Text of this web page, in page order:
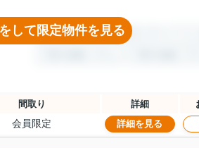
して限定物件を見る
間取り 詳細
会員限定 詳細を見る